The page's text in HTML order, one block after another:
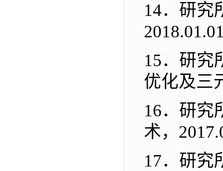
14． 研究
15． 研究
优化及三
16． 研究
术，
17． 研究